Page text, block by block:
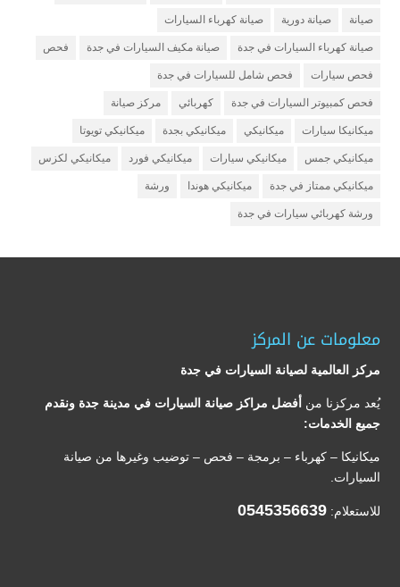
صيانة صيانة دورية صيانة كهرباء السيارات
صيانة كهرباء السيارات في جدة صيانة مكيف السيارات في جدة فحص
فحص سيارات فحص شامل للسيارات في جدة
فحص كمبيوتر السيارات في جدة كهربائي مركز صيانة
ميكانيكا سيارات ميكانيكي ميكانيكي بجدة ميكانيكي تويوتا
ميكانيكي جمس ميكانيكي سيارات ميكانيكي فورد ميكانيكي لكزس
ميكانيكي ممتاز في جدة ميكانيكي هوندا ورشة
ورشة كهربائي سيارات في جدة
معلومات عن المركز
مركز العالمية لصيانة السيارات في جدة
يُعد مركزنا من أفضل مراكز صيانة السيارات في مدينة جدة ونقدم
جميع الخدمات:
ميكانيكا – كهرباء – برمجة – فحص – توضيب وغيرها من صيانة
السيارات.
للاستعلام: 0545356639